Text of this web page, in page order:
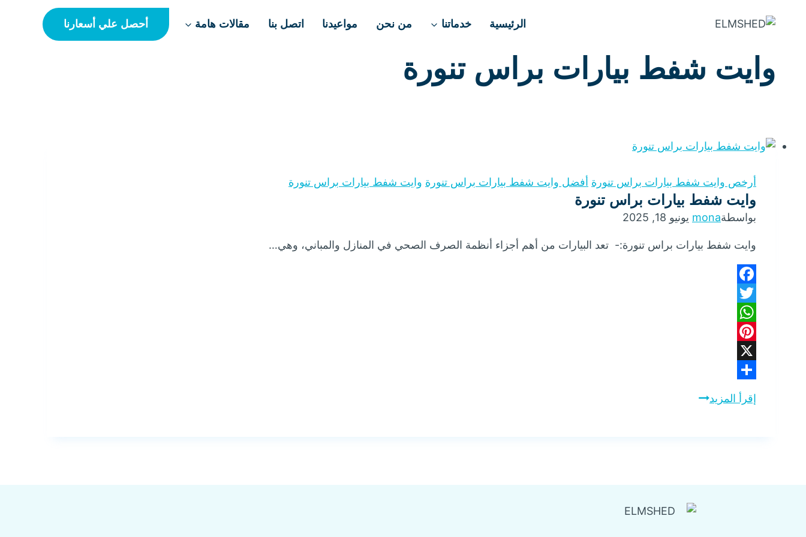
الرئيسية خدماتنا من نحن مواعيدنا اتصل بنا مقالات هامة أحصل علي أسعارنا
وايت شفط بيارات براس تنورة
أرخص وايت شفط بيارات براس تنورة أفضل وايت شفط بيارات براس تنورة وايت شفط بيارات براس تنورة
وايت شفط بيارات براس تنورة
بواسطةmona يونيو 18, 2025
وايت شفط بيارات براس تنورة:- تعد البيارات من أهم أجزاء أنظمة الصرف الصحي في المنازل والمباني، وهي…
Facebook
Twitter
WhatsApp
Pinterest
X
Share
إقرأ المزيدوايت